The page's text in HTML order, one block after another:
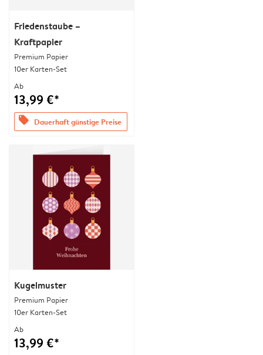
Friedenstaube –
Kraftpapier
Premium Papier
10er Karten-Set
Ab
13,99 €*
offers Dauerhaft günstige Preise
Kugelmuster
Premium Papier
10er Karten-Set
Ab
13,99 €*